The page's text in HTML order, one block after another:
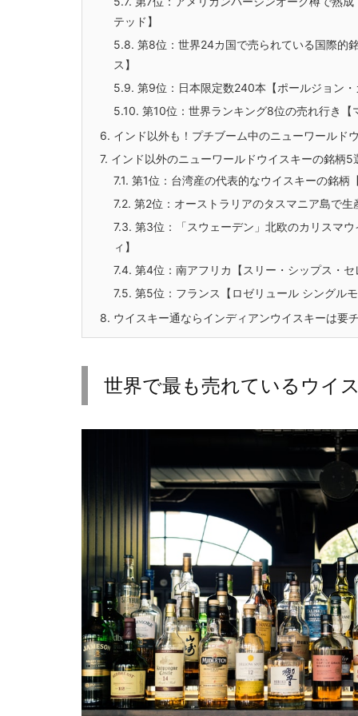
テッド】
5.8. 第8位：世界24カ国で売られている国際
ス】
5.9. 第9位：日本限定数240本【ポールジョン
5.10. 第10位：世界ランキング8位の売れ行き
6. インド以外も！プチブーム中のニューワールド
7. インド以外のニューワールドウイスキーの銘柄5
7.1. 第1位：台湾産の代表的なウイスキーの銘柄
7.2. 第2位：オーストラリアのタスマニア島で
7.3. 第3位：「スウェーデン」北欧のカリスマ
ィ】
7.4. 第4位：南アフリカ【スリー・シップス・セ
7.5. 第5位：フランス【ロゼリュール シングル
8. ウイスキー通ならインディアンウイスキーは要
世界で最も売れているウイ